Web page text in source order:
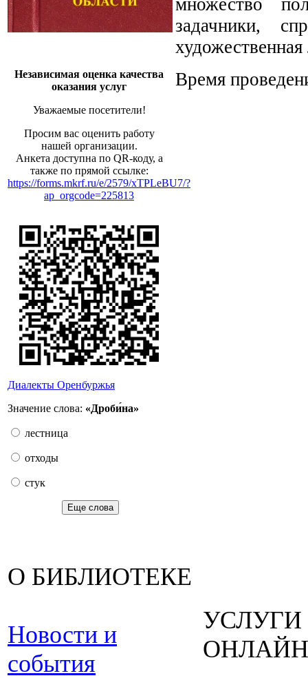
Независимая оценка качества
оказания услуг
Уважаемые посетители!
Просим вас оценить работу
нашей организации.
Анкета доступна по QR-коду, а
также по прямой ссылке:
https://forms.mkrf.ru/e/2579/xTPLeBU7/?
ap_orgcode=225813
Диалекты Оренбуржья
Значение слова: «Дроби́на»
лестница
отходы
стук
Еще слова
множество
задачники,
художественная
Время
О БИБЛИОТЕКЕ
Новости и
события
УСЛУГИ
ОНЛАЙН